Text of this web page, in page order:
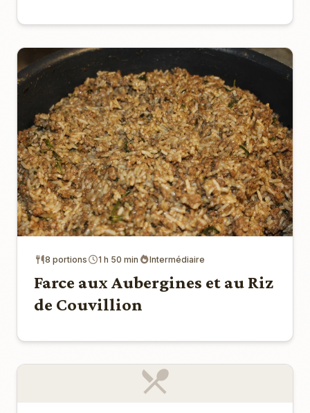
8 portions 1 h 50 min Intermédiaire
Farce aux Aubergines et au Riz
de Couvillion